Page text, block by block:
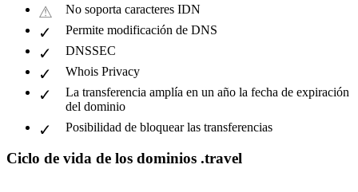
No soporta caracteres IDN
Permite modificación de DNS
DNSSEC
Whois Privacy
La transferencia amplía en un año la fecha de expiración
del dominio
Posibilidad de bloquear las transferencias
Ciclo de vida de los dominios .travel